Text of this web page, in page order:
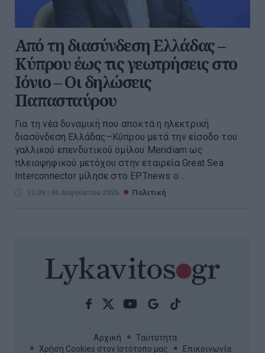
Από τη διασύνδεση Ελλάδας –
Κύπρου έως τις γεωτρήσεις στο
Ιόνιο – Οι δηλώσεις
Παπασταύρου
Για τη νέα δυναμική που αποκτά η ηλεκτρική
διασύνδεση Ελλάδας–Κύπρου μετά την είσοδο του
γαλλικού επενδυτικού ομίλου Meridiam ως
πλειοψηφικού μετόχου στην εταιρεία Great Sea
Interconnector μίλησε στο ΕΡΤnews ο ...
12:09 | 06 Αυγούστου 2026 Πολιτική
Αρχική
Ταυτότητα
Χρήση Cookies στον Ιστότοπο μας
Επικοινωνία